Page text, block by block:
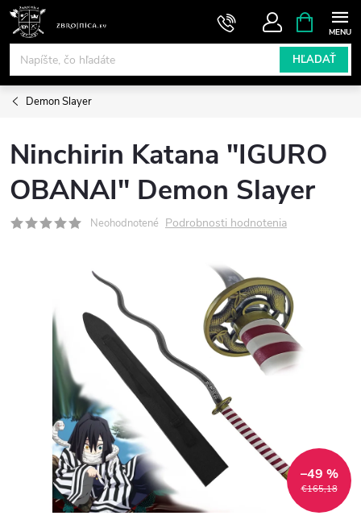
Prejsť
obsah
HĽADAŤ
KOŠÍK
Demon Slayer
Ninchirin Katana "IGURO
OBANAI" Demon Slayer
Neohodnotené Podrobnosti hodnotenia
€165,18
–49 %